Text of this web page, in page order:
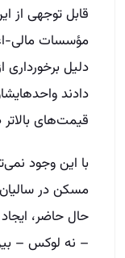
قابل توجهی از
مؤسسات مالی-
دلیل برخورداری
دادند
قیمت‌های
با این وجود
مسکن در
حال حاضر،